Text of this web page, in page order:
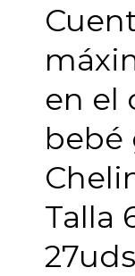
en el
bebé
Talla
27uds